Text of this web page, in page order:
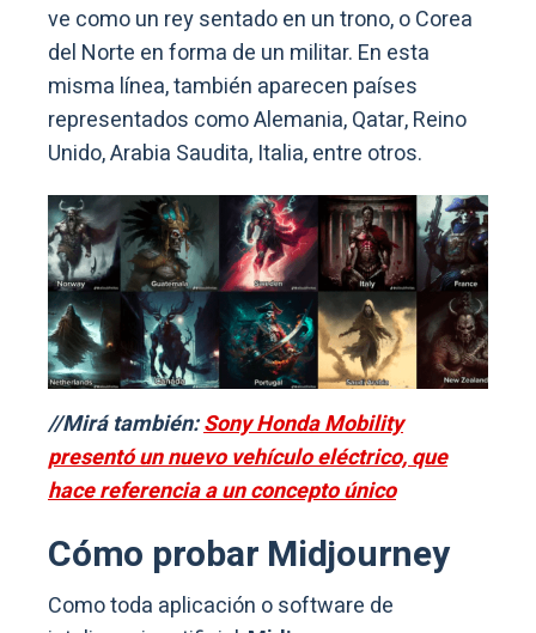
ve como un rey sentado en un trono, o Corea
del Norte en forma de un militar. En esta
misma línea, también aparecen países
representados como Alemania, Qatar, Reino
Unido, Arabia Saudita, Italia, entre otros.
//Mirá también:Sony Honda Mobility
presentó un nuevo vehículo eléctrico, que
hace referencia a un concepto único
Cómo probar Midjourney
Como toda aplicación o software de